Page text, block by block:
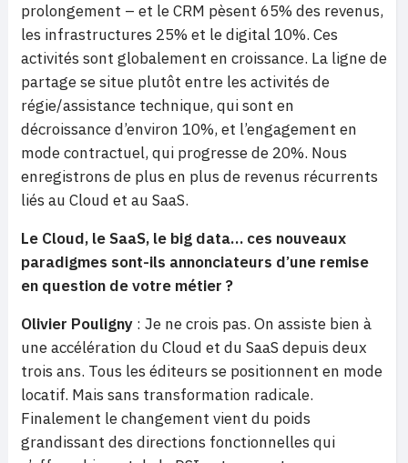
prolongement – et le CRM pèsent 65% des revenus,
les infrastructures 25% et le digital 10%. Ces
activités sont globalement en croissance. La ligne de
partage se situe plutôt entre les activités de
régie/assistance technique, qui sont en
décroissance d’environ 10%, et l’engagement en
mode contractuel, qui progresse de 20%. Nous
enregistrons de plus en plus de revenus récurrents
liés au Cloud et au SaaS.
Le Cloud, le SaaS, le big data… ces nouveaux
paradigmes sont-ils annonciateurs d’une remise
en question de votre métier ?
Olivier Pouligny : Je ne crois pas. On assiste bien à
une accélération du Cloud et du SaaS depuis deux
trois ans. Tous les éditeurs se positionnent en mode
locatif. Mais sans transformation radicale.
Finalement le changement vient du poids
grandissant des directions fonctionnelles qui